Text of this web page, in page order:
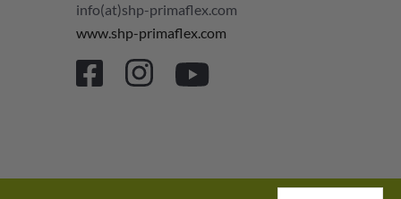
info(at)shp-primaflex.com
www.shp-primaflex.com